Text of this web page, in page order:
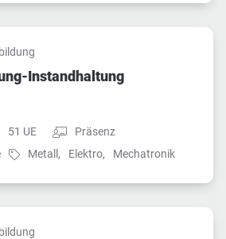
Instandhaltung
Dauer:
51 UE Teilnahmeart:
Präsenz
Fach:
Metall, Fach:
Elektro, Fach:
Mechatronik